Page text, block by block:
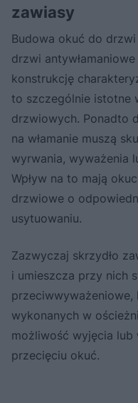
zawiasy
Budowa okuć do
drzwi
konstrukcję
to szczególnie istotne
drzwiowych. Ponadto
na włamanie muszą
wyrwania, wyważenia
Wpływ na to mają
drzwiowe o
usytuowaniu.
Zazwyczaj skrzydło
i umieszcza przy nich
wykonanych w
możliwość wyjęcia lub
przecięciu okuć.